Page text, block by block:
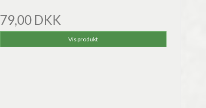
79,00 DKK
Vis produkt